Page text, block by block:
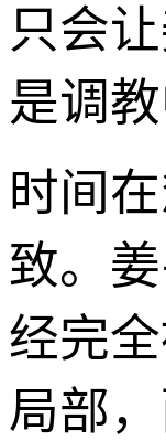
只会
是调
时间
致。
经完
局部